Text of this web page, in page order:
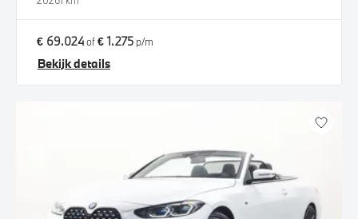
€ 69.024of€ 1.275 p/m
Bekijk details